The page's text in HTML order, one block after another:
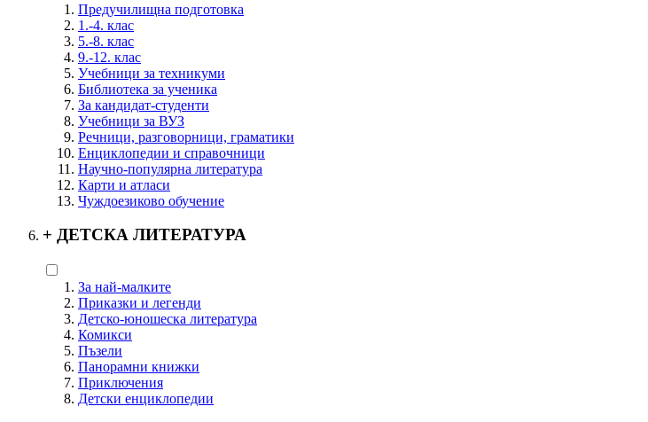
Предучилищна подготовка
1.-4. клас
5.-8. клас
9.-12. клас
Учебници за техникуми
Библиотека за ученика
За кандидат-студенти
Учебници за ВУЗ
Речници, разговорници, граматики
Енциклопедии и справочници
Научно-популярна литература
Карти и атласи
Чуждоезиково обучение
+ ДЕТСКА ЛИТЕРАТУРА
За най-малките
Приказки и легенди
Детско-юношеска литература
Комикси
Пъзели
Панорамни книжки
Приключения
Детски енциклопедии